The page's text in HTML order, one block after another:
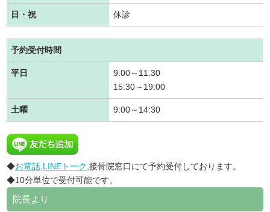
日・祝 休診
予約受付時間
平日
9:00～11:30
15:30～19:00
土曜 9:00～14:30
◆お電話 LINEトーク ,接骨院窓口にて予約受付しております。
◆10分単位で受付可能です。
院長より